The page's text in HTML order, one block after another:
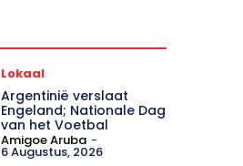
Lokaal
Argentinië verslaat
Engeland; Nationale Dag
van het Voetbal
Amigoe Aruba -
6 Augustus, 2026